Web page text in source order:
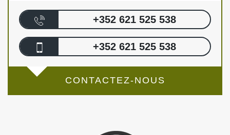
+352 621 525 538
+352 621 525 538
CONTACTEZ-NOUS